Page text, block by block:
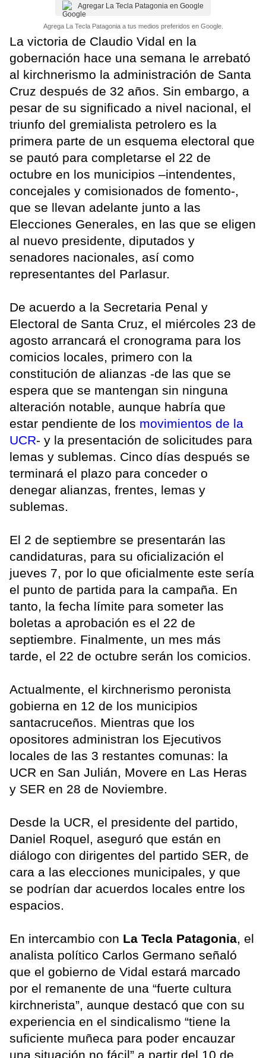
Agregar La Tecla Patagonia en Google
Agrega La Tecla Patagonia a tus medios preferidos en Google.
La victoria de Claudio Vidal en la
gobernación hace una semana le arrebató
al kirchnerismo la administración de Santa
Cruz después de 32 años. Sin embargo, a
pesar de su significado a nivel nacional, el
triunfo del gremialista petrolero es la
primera parte de un esquema electoral que
se pautó para completarse el 22 de
octubre en los municipios –intendentes,
concejales y comisionados de fomento-,
que se llevan adelante junto a las
Elecciones Generales, en las que se eligen
al nuevo presidente, diputados y
senadores nacionales, así como
representantes del Parlasur.
De acuerdo a la Secretaria Penal y
Electoral de Santa Cruz, el miércoles 23 de
agosto arrancará el cronograma para los
comicios locales, primero con la
constitución de alianzas -de las que se
espera que se mantengan sin ninguna
alteración notable, aunque habría que
estar pendiente de los movimientos de la
UCR- y la presentación de solicitudes para
lemas y sublemas. Cinco días después se
terminará el plazo para conceder o
denegar alianzas, frentes, lemas y
sublemas.
El 2 de septiembre se presentarán las
candidaturas, para su oficialización el
jueves 7, por lo que oficialmente este sería
el punto de partida para la campaña. En
tanto, la fecha límite para someter las
boletas a aprobación es el 22 de
septiembre. Finalmente, un mes más
tarde, el 22 de octubre serán los comicios.
Actualmente, el kirchnerismo peronista
gobierna en 12 de los municipios
santacruceños. Mientras que los
opositores administran los Ejecutivos
locales de las 3 restantes comunas: la
UCR en San Julián, Movere en Las Heras
y SER en 28 de Noviembre.
Desde la UCR, el presidente del partido,
Daniel Roquel, aseguró que están en
diálogo con dirigentes del partido SER, de
cara a las elecciones municipales, y que
se podrían dar acuerdos locales entre los
espacios.
En intercambio con La Tecla Patagonia, el
analista político Carlos Germano señaló
que el gobierno de Vidal estará marcado
por el remanente de una “fuerte cultura
kirchnerista”, aunque destacó que con su
experiencia en el sindicalismo “tiene la
suficiente muñeca para poder encauzar
una situación no fácil” a partir del 10 de